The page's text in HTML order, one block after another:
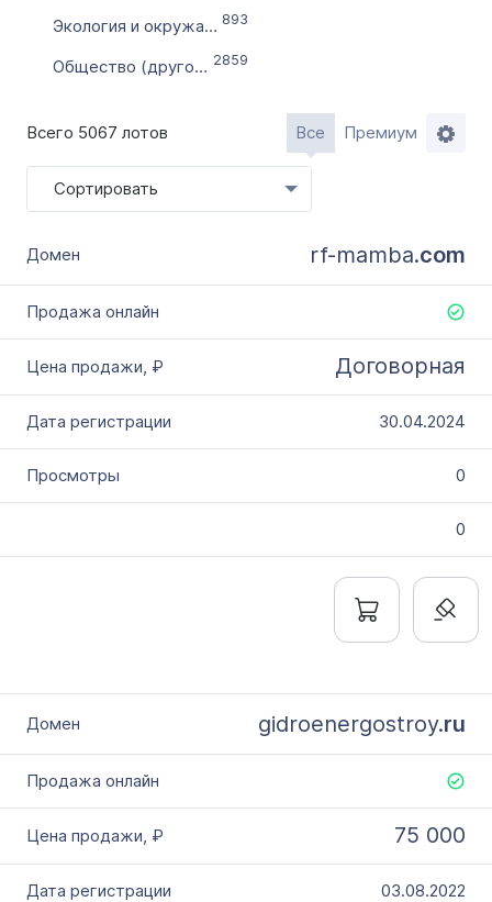
Дополнительные условия
Без дефиса
Без цифр
Тип продажи
Оформление до 20 дней
Моментально онлайн
Экология и окружающая среда 893
Общество (другое) 2859
Всего 5067 лотов Все Премиум
Сортировать
rf-mamba.com
Договорная
30.04.2024
0
0
gidroenergostroy.ru
75 000
03.08.2022